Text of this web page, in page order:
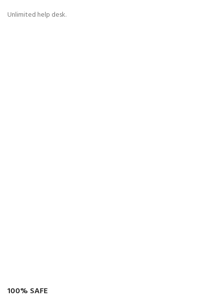
Unlimited help desk.
100% SAFE